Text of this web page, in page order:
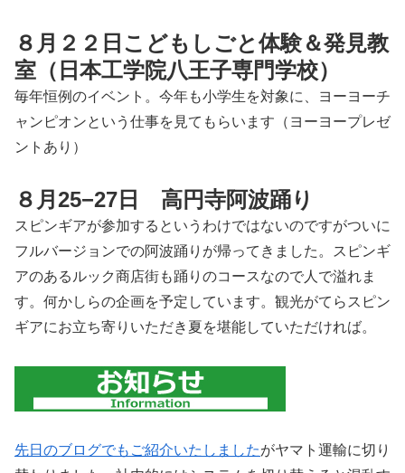
８月２２日こどもしごと体験＆発見教
室（日本工学院八王子専門学校）
毎年恒例のイベント。今年も小学生を対象に、ヨーヨーチ
ャンピオンという仕事を見てもらいます（ヨーヨープレゼ
ントあり）
８月25−27日 高円寺阿波踊り
スピンギアが参加するというわけではないのですがついに
フルバージョンでの阿波踊りが帰ってきました。スピンギ
アのあるルック商店街も踊りのコースなので人で溢れま
す。何かしらの企画を予定しています。観光がてらスピン
ギアにお立ち寄りいただき夏を堪能していただければ。
先日のブログでもご紹介いたしましたがヤマト運輸に切り